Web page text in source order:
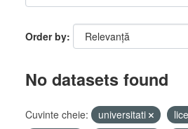
Order by
No datasets found
Cuvinte cheie: universitati